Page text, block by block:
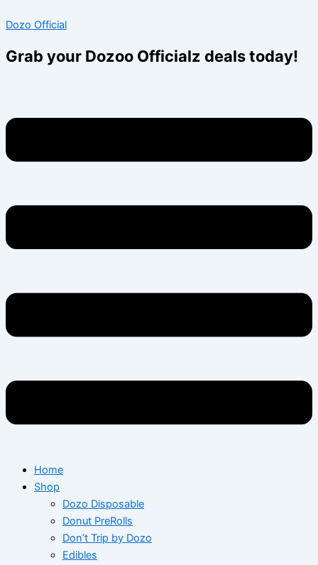
to
Dozo Official
Grab your Dozoo Officialz deals today!
Home
Shop
Dozo Disposable
Donut PreRolls
Don’t Trip by Dozo
Edibles